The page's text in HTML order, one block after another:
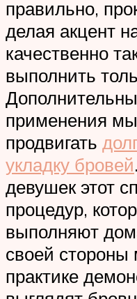
правильно,
делая акцент
качественно
выполнить
применения
продвигать
укладку бровей
девушек этот
процедур,
выполняют
своей стороны
практике